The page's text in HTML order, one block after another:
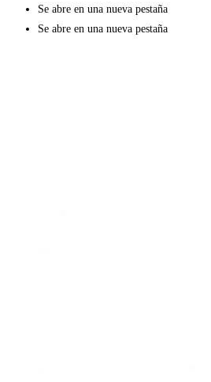
Se abre en una nueva pestaña
Se abre en una nueva pestaña